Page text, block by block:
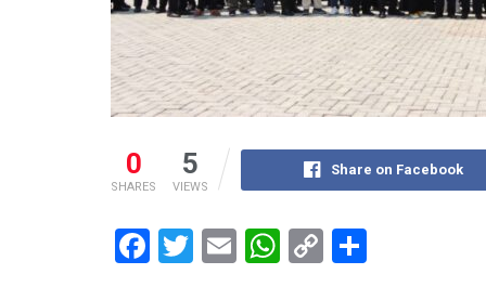
0
SHARES
5
VIEWS
Share on Facebook
F
T
E
W C